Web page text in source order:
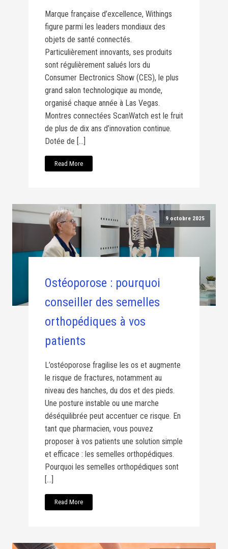
Marque française d’excellence, Withings
figure parmi les leaders mondiaux des
objets de santé connectés.
Particulièrement innovants, ses produits
sont régulièrement salués lors du
Consumer Electronics Show (CES), le plus
grand salon technologique au monde,
organisé chaque année à Las Vegas.
Montres connectées ScanWatch est le fruit
de plus de dix ans d’innovation continue.
Dotée de […]
Read More
9 octobre 2025
Ostéoporose : pourquoi
conseiller des semelles
orthopédiques à vos
patients
L’ostéoporose fragilise les os et augmente
le risque de fractures, notamment au
niveau des hanches, du dos et des pieds.
Une posture instable ou une marche
déséquilibrée peut accentuer ce risque. En
tant que pharmacien, vous pouvez
proposer à vos patients une solution simple
et efficace : les semelles orthopédiques.
Pourquoi les semelles orthopédiques sont
[…]
Read More